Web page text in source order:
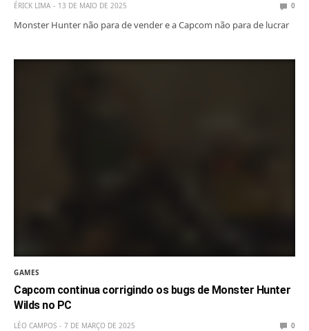
ÉRICK LIMA 13 DE MAIO DE 2025 0
Monster Hunter não para de vender e a Capcom não para de lucrar
GAMES
Capcom continua corrigindo os bugs de Monster Hunter
Wilds no PC
LÉO CAMPOS 7 DE MARÇO DE 2025 0